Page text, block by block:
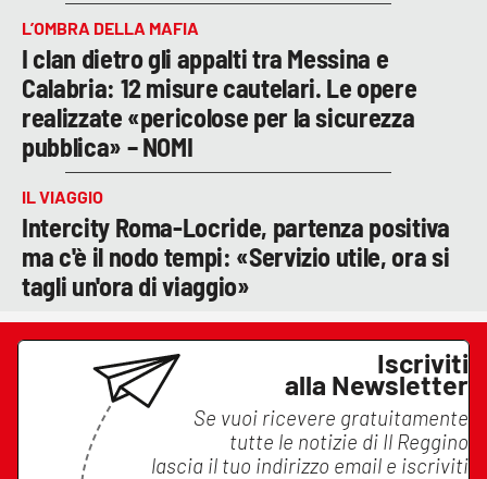
L’OMBRA DELLA MAFIA
I clan dietro gli appalti tra Messina e
Calabria: 12 misure cautelari. Le opere
realizzate «pericolose per la sicurezza
pubblica» – NOMI
IL VIAGGIO
Intercity Roma-Locride, partenza positiva
ma c'è il nodo tempi: «Servizio utile, ora si
tagli un'ora di viaggio»
Iscriviti
alla Newsletter
Se vuoi ricevere gratuitamente
tutte le notizie di Il Reggino
lascia il tuo indirizzo email e iscriviti